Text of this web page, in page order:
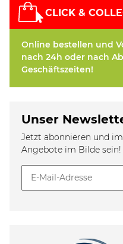
CLICK &
Online bestellen und
nach 24h oder nach
Geschäftszeiten!
Unser
Jetzt abonnieren und
Angebote im Bilde sein!